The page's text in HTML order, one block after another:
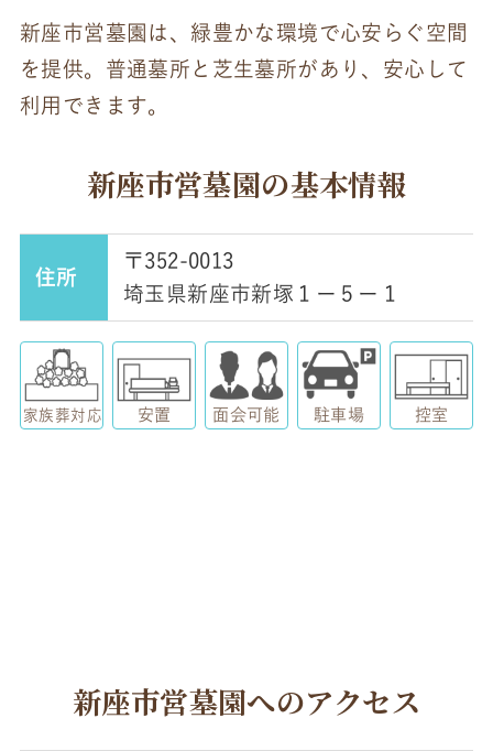
新座市営墓園は、緑豊かな環境で心安らぐ空間
を提供。普通墓所と芝生墓所があり、安心して
利用できます。
新座市営墓園の基本情報
住所
〒352-0013
埼玉県新座市新塚１ー５ー１
家族葬対応 安置 面会可能 駐車場 控室
新座市営墓園へのアクセス